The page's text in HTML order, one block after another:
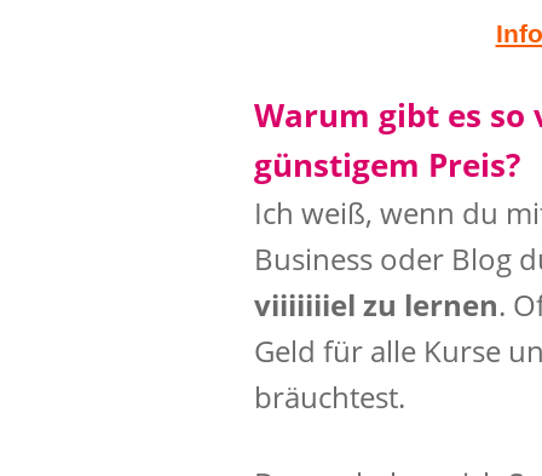
Warum gibt es so
günstigem Preis?
Ich weiß, wenn du
Business oder Blog
viiiiiiiel zu lernen.
Geld für alle Kurse
bräuchtest.